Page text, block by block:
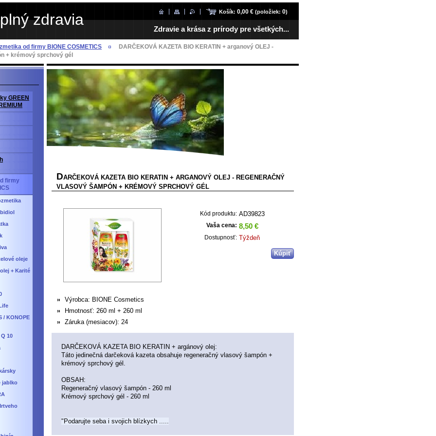
zdravia Košík: 0,00 € (položiek: 0)
Zdravie a krása z prírody pre všetkých...
od firmy BIONE COSMETICS
DARČEKOVÁ KAZETA BIO KERATIN + arganový OLEJ -
+ krémový sprchový gél
DARČEKOVÁ KAZETA BIO KERATIN + ARGANOVÝ OLEJ - REGENERAČNÝ
VLASOVÝ ŠAMPÓN + KRÉMOVÝ SPRCHOVÝ GÉL
Kód produktu: AD39823
Vaša cena: 8,50 €
Dostupnosť: Týždeň
Výrobca: BIONE Cosmetics
Hmotnosť: 260 ml + 260 ml
Záruka (mesiacov): 24
DARČEKOVÁ KAZETA BIO KERATIN + argánový olej:
Táto jedinečná darčeková kazeta obsahuje regeneračný vlasový šampón +
krémový sprchový gél.
OBSAH:
Regeneračný vlasový šampón - 260 ml
Krémový sprchový gél - 260 ml
"Podarujte seba i svojich blízkych .....
GREEN
firmy
oleje
+ Karité
/ KONOPE
10
jablko